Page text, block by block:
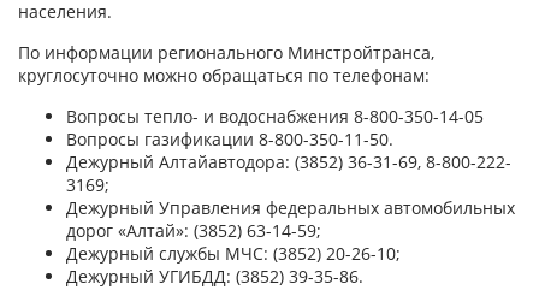
населения.
По информации регионального Минстройтранса,
круглосуточно можно обращаться по телефонам:
Вопросы тепло- и водоснабжения 8-800-350-14-05
Вопросы газификации 8-800-350-11-50.
Дежурный Алтайавтодора: (3852) 36-31-69, 8-800-222-
3169;
Дежурный Управления федеральных автомобильных
дорог «Алтай»: (3852) 63-14-59;
Дежурный службы МЧС: (3852) 20-26-10;
Дежурный УГИБДД: (3852) 39-35-86.